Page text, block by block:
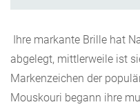
Ihre markante Brille hat
abgelegt, mittlerweile ist
Markenzeichen der
Mouskouri begann ihre